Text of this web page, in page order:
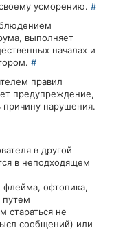
усморению. #
выполняет
началах и
#
правил
предупреждение,
причину нарушения.
в другой
в неподходящем
флейма, офтопика,
путем
стараться не
сообщений) или